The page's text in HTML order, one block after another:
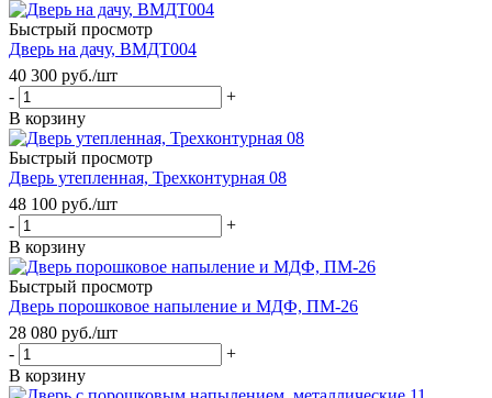
Быстрый просмотр
Дверь на дачу, ВМДТ004
40 300 руб./шт
-
+
В корзину
Быстрый просмотр
Дверь утепленная, Трехконтурная 08
48 100 руб./шт
-
+
В корзину
Быстрый просмотр
Дверь порошковое напыление и МДФ, ПМ-26
28 080 руб./шт
-
+
В корзину